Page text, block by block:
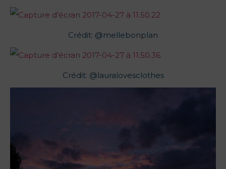
Crédit: @mellebonplan
Crédit: @lauralovesclothes